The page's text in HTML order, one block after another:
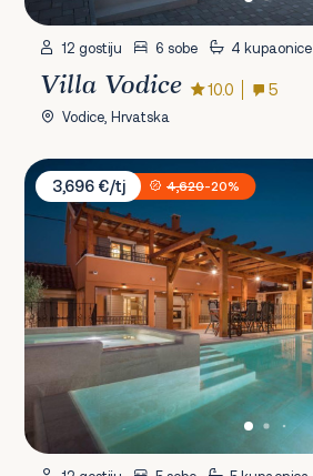
12 gostiju 6 sobe 4 kupaonice
Villa Vodice 10.0 5
Vodice, Hrvatska
Villa Skradin
3,696 €/tj
4,620-20%